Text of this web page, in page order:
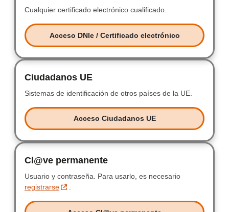
Cualquier certificado electrónico cualificado.
Acceso DNIe / Certificado electrónico
Acceso DNIe / Certificado
Ciudadanos UECiudadanos UE
Sistemas de identificación de otros países de la UE.
Acceso Ciudadanos UE
Acceso Ciudadanos UE
Cl@ve permanenteClave permanente
Usuario y contraseña. Usuario y contraseña.
Para usarlo, es necesario
registrarse
.